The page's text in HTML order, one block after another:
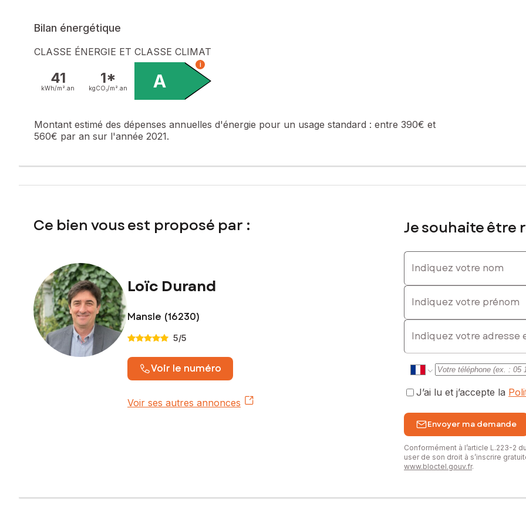
Prix de vente : 178 660 €
Honoraires charge vendeur
Contactez votre conseiller SAFTI : Loïc DURAND, Tél. : 06 78 50 18 65, E-mail : loic.durand@safti.fr - EI - Agent commercial
Bilan énergétique
CLASSE ÉNERGIE ET CLASSE CLIMAT
41
kWh/m². an
1*
kgCO₂/m². an A
i
Montant estimé des dépenses annuelles d'énergie pour un usage standard : entre 390€ et
560€ par an sur l'année 2021.
Ce bien vous est proposé par :
Loïc Durand
Mansle (16230)
5/5
Voir le numéro
Voir ses autres annonces
Je souhaite être
Indiquez votre nom
Indiquez votre prénom
E-mail
J’ai lu et j’accepte la
Envoyer ma demande
Conformément à l’article L.223-2
user de son droit à s’inscrire
www.bloctel.gouv.fr.